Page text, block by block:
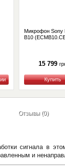
Микрофон Sony
B10
15 799
Купить
Отзывы (0)
сигнала в
и